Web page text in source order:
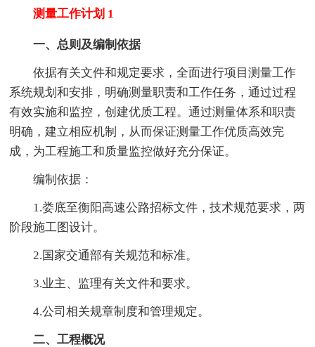
测量工作计划 1
一、总则及编制依据
依据有关文件和规定要求，全面进行项目测量工作
系统规划和安排，明确测量职责和工作任务，通过过程
有效实施和监控，创建优质工程。通过测量体系和职责
明确，建立相应机制，从而保证测量工作优质高效完
成，为工程施工和质量监控做好充分保证。
编制依据：
1.娄底至衡阳高速公路招标文件，技术规范要求，两
阶段施工图设计。
2.国家交通部有关规范和标准。
3.业主、监理有关文件和要求。
4.公司相关规章制度和管理规定。
二、工程概况